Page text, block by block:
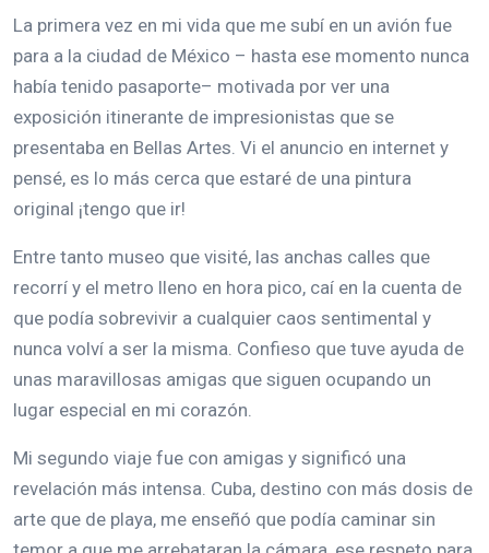
La primera vez en mi vida que me subí en un avión fue
para a la ciudad de México – hasta ese momento nunca
había tenido pasaporte– motivada por ver una
exposición itinerante de impresionistas que se
presentaba en Bellas Artes. Vi el anuncio en internet y
pensé, es lo más cerca que estaré de una pintura
original ¡tengo que ir!
Entre tanto museo que visité, las anchas calles que
recorrí y el metro lleno en hora pico, caí en la cuenta de
que podía sobrevivir a cualquier caos sentimental y
nunca volví a ser la misma. Confieso que tuve ayuda de
unas maravillosas amigas que siguen ocupando un
lugar especial en mi corazón.
Mi segundo viaje fue con amigas y significó una
revelación más intensa. Cuba, destino con más dosis de
arte que de playa, me enseñó que podía caminar sin